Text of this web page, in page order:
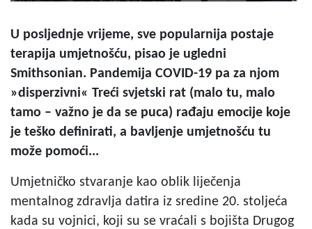
U posljednje vrijeme, sve popularnija postaje
terapija umjetnošću, pisao je ugledni
Smithsonian. Pandemija COVID-19 pa za njom
»disperzivni« Treći svjetski rat (malo tu, malo
tamo – važno je da se puca) rađaju emocije koje
je teško definirati, a bavljenje umjetnošću tu
može pomoći...
Umjetničko stvaranje kao oblik liječenja
mentalnog zdravlja datira iz sredine 20. stoljeća
kada su vojnici, koji su se vraćali s bojišta Drugog